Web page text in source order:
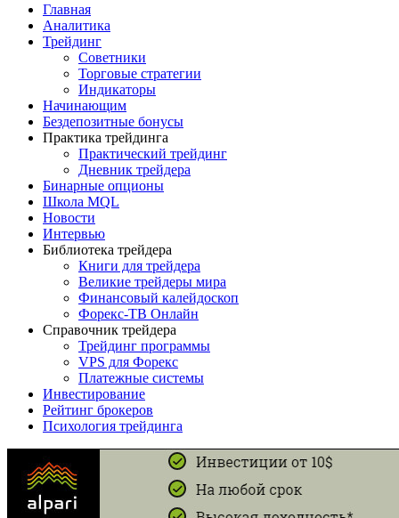
Главная
Аналитика
Трейдинг
Советники
Торговые стратегии
Индикаторы
Начинающим
Бездепозитные бонусы
Практика трейдинга
Практический трейдинг
Дневник трейдера
Бинарные опционы
Школа MQL
Новости
Интервью
Библиотека трейдера
Книги для трейдера
Великие трейдеры мира
Финансовый калейдоскоп
Форекс-ТВ Онлайн
Справочник трейдера
Трейдинг программы
VPS для Форекс
Платежные системы
Инвестирование
Рейтинг брокеров
Психология трейдинга